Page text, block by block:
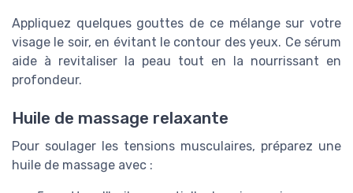
Appliquez quelques gouttes de ce mélange sur votre
visage le soir, en évitant le contour des yeux. Ce sérum
aide à revitaliser la peau tout en la nourrissant en
profondeur.
Huile de massage relaxante
Pour soulager les tensions musculaires, préparez une
huile de massage avec :